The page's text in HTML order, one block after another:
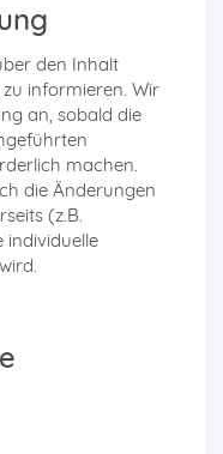
den Inhalt
informieren. Wir
an, sobald die
machen.
die Änderungen
(z.B.
individuelle